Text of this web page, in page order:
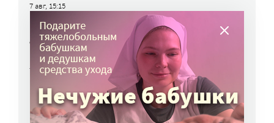
7 авг, 15:15
НКО часто рискуют нарушить закон
о персональных данных. Как этого
избежать?
7 авг, 13:13
ВСЕ НОВОСТИ